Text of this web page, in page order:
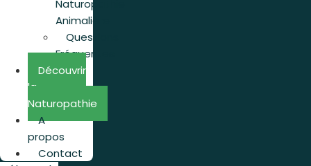
Naturopathie
Animalière
Questions
Fréquentes
Découvrir
la
Naturopathie
A
propos
Contact